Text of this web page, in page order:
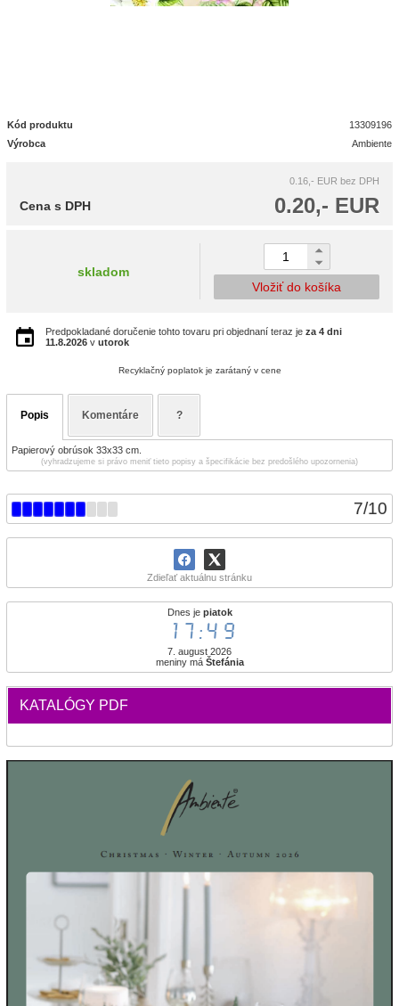
7/10
Zdieľať aktuálnu stránku
Dnes je piatok
17:49
7. august 2026
meniny má Štefánia
KATALÓGY PDF
Kód produktu
13309196
Výrobca
Ambiente
0.16,- EUR bez DPH
0.20,- EUR
Cena s DPH
skladom
Vložiť do košíka
Predpokladané doručenie tohto tovaru pri objednaní teraz je za 4 dni
11.8.2026 v utorok
Recyklačný poplatok je zarátaný v cene
Popis Komentáre ?
Papierový obrúsok 33x33 cm.
(vyhradzujeme si právo meniť tieto popisy a špecifikácie bez predošlého upozornenia)